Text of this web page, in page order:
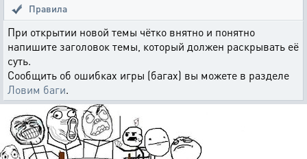
Правила
При открытии новой темы чётко внятно и понятно
напишите заголовок темы, который должен раскрывать её
суть.
Сообщить об ошибках игры (багах) вы можете в разделе
Ловим баги.